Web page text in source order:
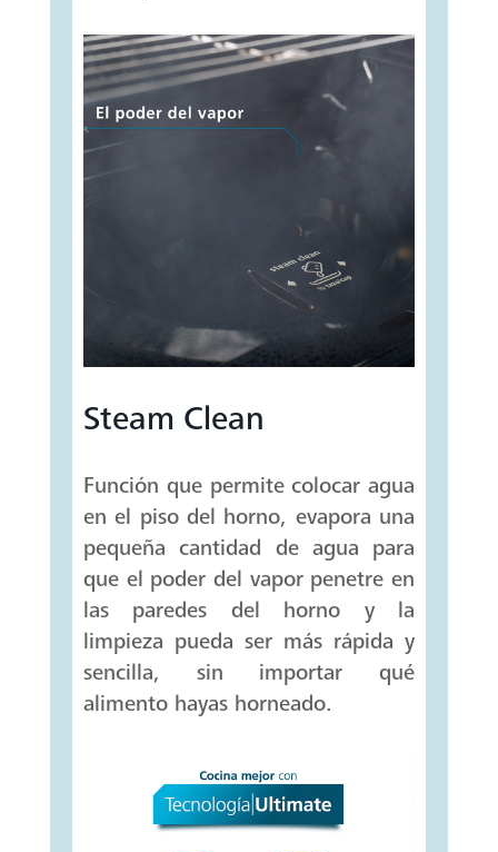
Steam Clean
Función que permite colocar agua
en el piso del horno, evapora una
pequeña cantidad de agua para
que el poder del vapor penetre en
las paredes del horno y la
limpieza pueda ser más rápida y
sencilla, sin importar qué
alimento hayas horneado.